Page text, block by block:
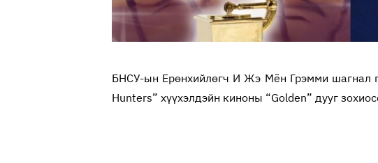
БНСУ-ын Ерөнхийлөгч И Жэ Мён Грэмми шагнал
Hunters” хүүхэлдэйн киноны “Golden” дууг